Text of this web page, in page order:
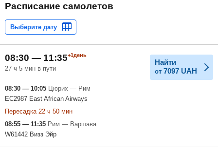
Расписание самолетов
08:30 — 11:35+1день
27 ч 5 мин в пути
Найти
от 7097 UAH
08:30 — 10:05 Цюрих — Рим
EC2987 East African Airways
Пересадка 22 ч 50 мин
08:55 — 11:35 Рим — Варшава
W61442 Визз Эйр